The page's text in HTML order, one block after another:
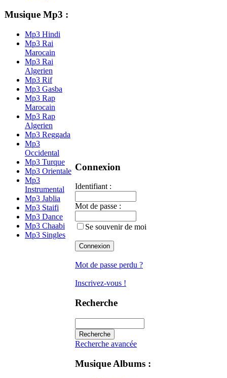
Musique Mp3 :
Mp3 Hindi
Mp3 Rai
Marocain
Mp3 Rai
Algerien
Mp3 Rif
Mp3 Gasba
Mp3 Rap
Marocain
Mp3 Rap
Algerien
Mp3 Reggada
Mp3
Occidental
Mp3 Turque
Mp3 Orientale
Mp3
Instrumental
Mp3 Jablia
Mp3 Staifi
Mp3 Dance
Mp3 Chaabi
Mp3 Singles
Connexion
Identifiant :
Mot de passe :
Se souvenir de moi
Mot de passe perdu ?
Inscrivez-vous !
Recherche
Recherche avancée
Musique Albums :